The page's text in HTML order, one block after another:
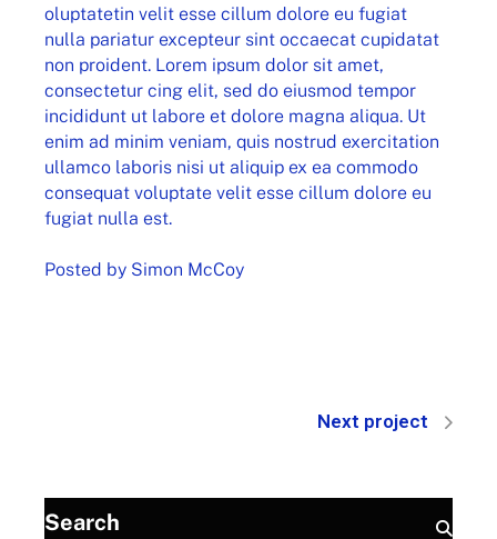
oluptatetin velit esse cillum dolore eu fugiat
nulla pariatur excepteur sint occaecat cupidatat
non proident. Lorem ipsum dolor sit amet,
consectetur cing elit, sed do eiusmod tempor
incididunt ut labore et dolore magna aliqua. Ut
enim ad minim veniam, quis nostrud exercitation
ullamco laboris nisi ut aliquip ex ea commodo
consequat voluptate velit esse cillum dolore eu
fugiat nulla est.
Posted by Simon McCoy
Next project